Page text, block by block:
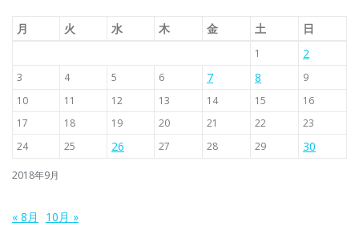
2018年9月
月 火 水 木 金 土 日
1 2
3 4 5 6 7 8
9
10
11 12 13 14 15
16
17
18 19 20 21 22
23
24
25 26 27 28 29 30
« 8月 10月 »